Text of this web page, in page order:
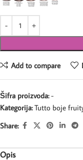
Add to compare
Šifra proizvoda:-
Kategorija: Tutto boje
Share:
Opis